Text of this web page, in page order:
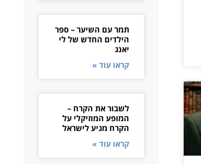
תמר עם השיער – ספר
הילדים החדש של לי
יאנג
קראו עוד »
לשבור את הקרח –
המופע המוזיקלי על
הקרח מגיע לישראל
קראו עוד »